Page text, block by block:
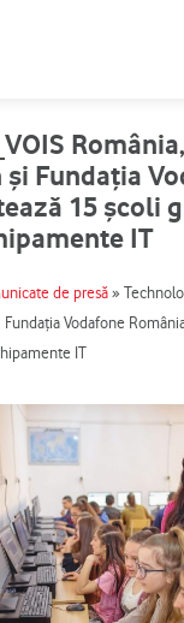
Fundația
15 școli
IT
de presă »
Fundația Vodafone
IT